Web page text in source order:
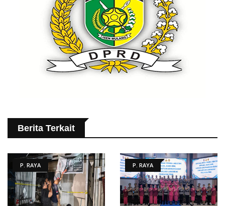
Berita Terkait
P. RAYA P. RAYA